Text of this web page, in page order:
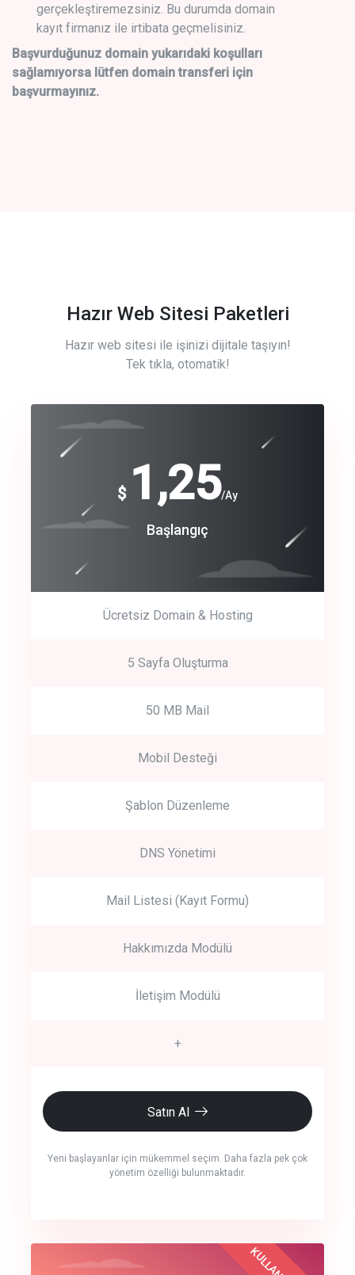
gerçekleştiremezsiniz. Bu durumda domain
kayıt firmanız ile irtibata geçmelisiniz.
Başvurduğunuz domain yukarıdaki koşulları
sağlamıyorsa lütfen domain transferi için
başvurmayınız.
Hazır Web Sitesi Paketleri
Hazır web sitesi ile işinizi dijitale taşıyın!
Tek tıkla, otomatik!
$ 1,25/Ay
Başlangıç
Ücretsiz Domain & Hosting
5 Sayfa Oluşturma
50 MB Mail
Mobil Desteği
Şablon Düzenleme
DNS Yönetimi
Mail Listesi (Kayıt Formu)
Hakkımızda Modülü
İletişim Modülü
+
Satın Al
Yeni başlayanlar için mükemmel seçim. Daha fazla pek çok
yönetim özelliği bulunmaktadır.
Free
Basic
crm auto cync